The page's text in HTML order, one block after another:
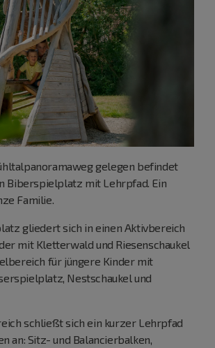
gelegen befindet
Biberspielplatz mit Lehrpfad. Ein
Familie.
gliedert sich in einen Aktivbereich
mit Kletterwald und Riesenschaukel
für jüngere Kinder mit
Nestschaukel und
schließt sich ein kurzer Lehrpfad
an: Sitz- und Balancierbalken,